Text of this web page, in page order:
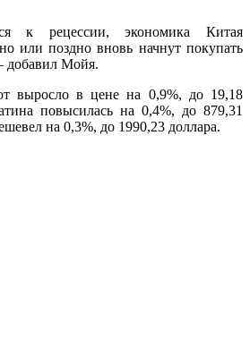
к рецессии, экономика Китая
или поздно вновь начнут покупать
добавил Мойя.
выросло в цене на 0,9%, до 19,18
повысилась на 0,4%, до 879,31
на 0,3%, до 1990,23 доллара.